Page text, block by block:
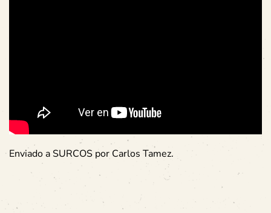
Enviado a SURCOS por Carlos Tamez.